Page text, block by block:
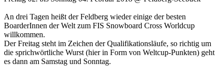
An drei Tagen heißt der Feldberg wieder einige der besten
BoarderInnen der Welt zum FIS Snowboard Cross Worldcup
willkommen.
Der Freitag steht im Zeichen der Qualifikationsläufe, so richtig um
die sprichwörtliche Wurst (hier in Form von Weltcup-Punkten) geht
es dann am Samstag und Sonntag.